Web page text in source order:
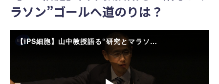
ラソン”ゴールへ道のりは？
【iPS細胞】山中教授語る“研究とマラソン”ゴールまで○○年